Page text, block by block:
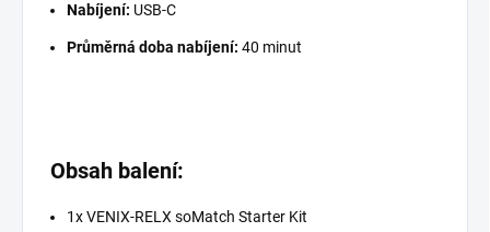
Nabíjení: USB-C
Průměrná doba nabíjení: 40 minut
Obsah balení:
1x VENIX-RELX soMatch Starter Kit